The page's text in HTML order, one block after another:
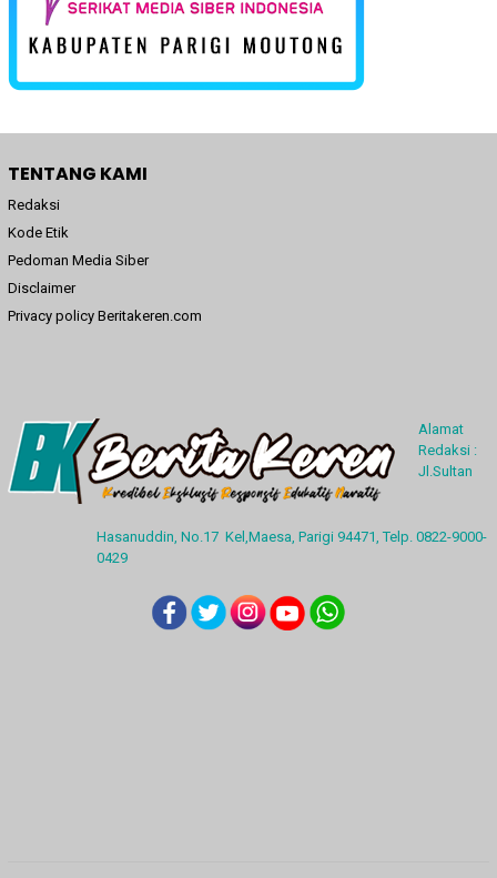
TENTANG KAMI
Redaksi
Kode Etik
Pedoman Media Siber
Disclaimer
Privacy policy Beritakeren.com
Alamat
Redaksi :
Jl.Sultan
Hasanuddin, No.17 Kel,Maesa, Parigi 94471, Telp. 0822-9000-
0429